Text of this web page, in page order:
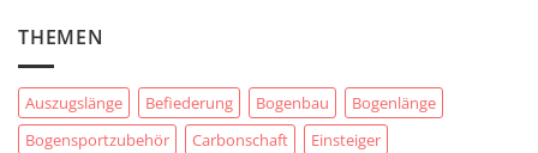
THEMEN
Auszugslänge Befiederung Bogenbau
Bogenlänge
Bogensportzubehör
Carbonschaft
Einsteiger